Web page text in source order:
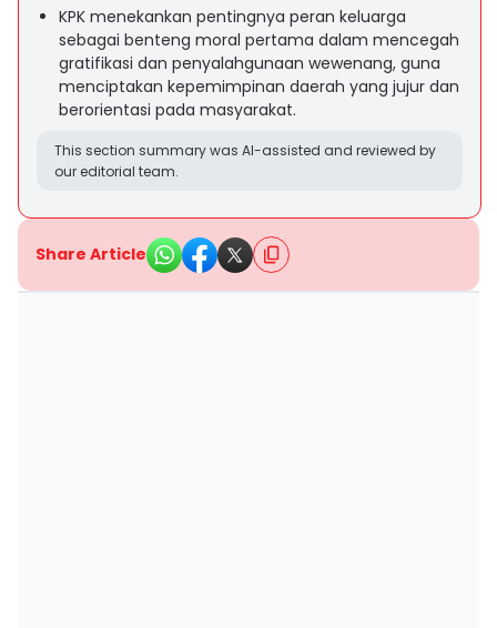
KPK menekankan pentingnya peran keluarga
sebagai benteng moral pertama dalam mencegah
gratifikasi dan penyalahgunaan wewenang, guna
menciptakan kepemimpinan daerah yang jujur dan
berorientasi pada masyarakat.
This section summary was AI-assisted and reviewed by
our editorial team.
Share Article